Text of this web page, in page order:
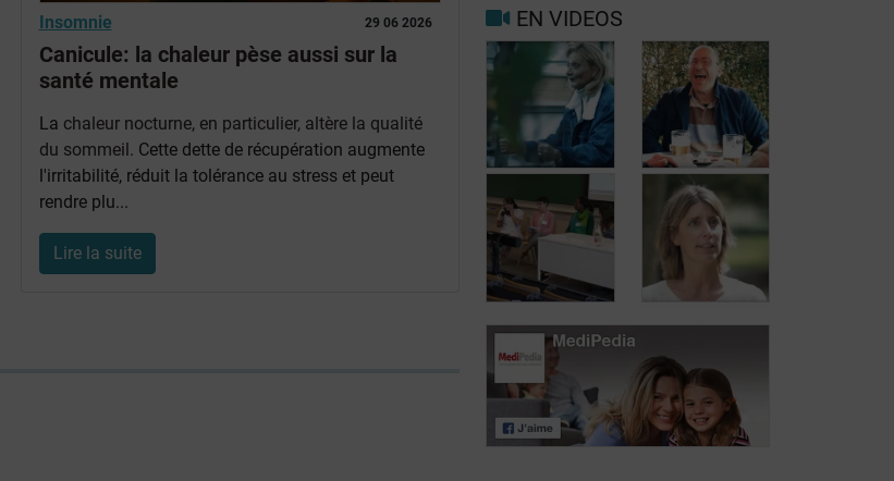
29 06 2026
Insomnie
Canicule: la chaleur pèse aussi sur la
santé mentale
La chaleur nocturne, en particulier, altère la qualité
du sommeil. Cette dette de récupération augmente
l'irritabilité, réduit la tolérance au stress et peut
rendre plu...
Lire la suite
Mieux vivre
avec la
migraine au
quotidien
Facteurs
déclenchants et
de risque
migraine et
maux de tête
EN VIDEOS
Carole, 55 ans,
solution aux
Jean, 58 ans,
profite de la vie
malgré les
patients atteints
de lymphome:
Mariangela
Fiorente,
ALWB
patients atteints
de lymphome:
Pr Virginie De
Wilde